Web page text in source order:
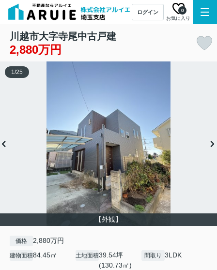
ログイン
お気に入り
0
川越市大字寺尾中古戸建
2,880万円
【外観】
1/25
価格 2,880万円
建物面積84.45㎡ 土地面積39.54坪
(130.73㎡)
間取り 3LDK